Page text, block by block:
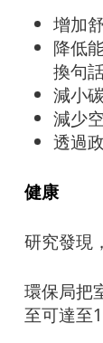
增加
降低
換句
減小
減少
透過
健康
研究發現
環保局把
至可達至